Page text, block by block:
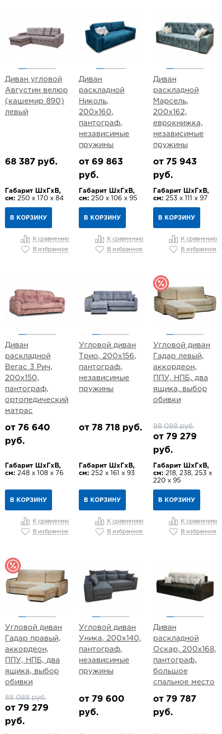
Диван угловой
Августин велюр
(кашемир 890)
левый
68 387 руб.
Габарит ШхГхВ,
см: 250 х 170 х 84
В КОРЗИНУ
К сравнению
В избранное
Диван
раскладной
Николь,
200х160,
пантограф,
независимые
пружины
от 69 863
руб.
Габарит ШхГхВ,
см: 250 х 106 х 95
В КОРЗИНУ
К сравнению
В избранное
Диван
раскладной
Марсель,
200х162,
еврокнижка,
независимые
пружины
от 75 943
руб.
Габарит ШхГхВ,
см: 253 х 111 х 97
В КОРЗИНУ
К сравнению
В избранное
Диван
раскладной
Вегас 3 Рич,
200х150,
пантограф,
ортопедический
матрас
от 76 640
руб.
Габарит ШхГхВ,
см: 248 х 108 х 76
В КОРЗИНУ
К сравнению
В избранное
Угловой диван
Трио, 200х156,
пантограф,
независимые
пружины
от 78 718 руб.
Габарит ШхГхВ,
см: 252 х 161 х 93
В КОРЗИНУ
К сравнению
В избранное
Угловой диван
Гадар левый,
аккордеон,
ППУ, НПБ, два
ящика, выбор
обивки
88 088 руб.
от 79 279
руб.
Габарит ШхГхВ,
см: 218, 238, 253 х
220 х 95
В КОРЗИНУ
К сравнению
В избранное
Угловой диван
Гадар правый,
аккордеон,
ППУ, НПБ, два
ящика, выбор
обивки
88 088 руб.
от 79 279
руб.
Угловой диван
Уника, 200х140,
пантограф,
независимые
пружины
от 79 600
руб.
Диван
раскладной
Оскар, 200х168,
пантограф,
большое
спальное место
от 79 787
руб.